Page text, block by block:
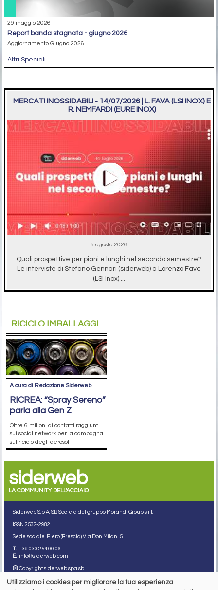
29 maggio 2026
report banda stagnata - giugno 2026
Aggiornamento Giugno 2026
Altri Speciali
MERCATI INOSSIDABILI - 14/07/2026 | L. FAVA (LSI INOX) E
R. NEMFARDI (EURE INOX)
5 agosto 2026
Quali prospettive per piani e lunghi nel secondo semestre?
Le interviste di Stefano Gennari (siderweb) a Lorenzo Fava
(LSI Inox) ...
RICICLO IMBALLAGGI
A cura di Redazione Siderweb
RICREA: “Spray Sereno”
parla alla Gen Z
Oltre 6 milioni di contatti raggiunti
sui social network per la campagna
sul riciclo degli aerosol
siderweb
LA COMMUNITY DELL'ACCIAIO
Siderweb S.p.A. SB Società del gruppo Morandi Group s.r.l.
ISSN 2532-2982
Sede sociale: Flero (Brescia) Via Don Milani 5
T. +39 030 254 00 06
E. info@siderweb.com
Copyright siderweb spa sb
Utilizziamo i cookies per migliorare la tua esperienza